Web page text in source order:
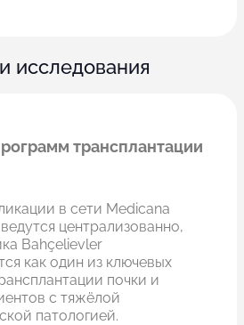
исследования
трансплантации
в сети Medicana
централизованно,
Bahçelievler
как один из ключевых
почки и
с тяжёлой
патологией.